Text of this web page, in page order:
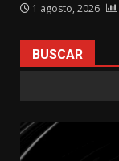
1 agosto, 2026
BUSCAR